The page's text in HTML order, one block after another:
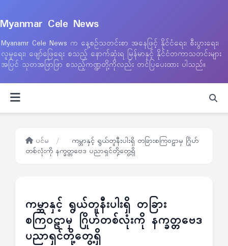
Myanmar Cele News
Myanamr Cele News က နေ့စဉ်သတင်းစာ အနေဖြင့် နိုင်ငံရေး၊ စီးပွားရေး၊
လူမှုရေး၊ ဖျော်ဖြေရေး စသည့် နောက်ဆုံးရ မြန်မာနှင့် နိုင်ငံတကာသတင်းများ
အပြင် သုတအဖြာဖြာ စသည့်ကဏ္ဍတို့ကိုလည်း တင်ပြပေးထား ပါသည်။
ပင်မ /
ကမ္ဘာနှင့် ရွယ်တူနီးပါးရှိ တခြားစကြဝဠာမှ ဂြိုဟ်
တစ်လုံးကို နက္ခတ္တဗေဒ ပညာရှင်တို့တွေ့ရှိ
ကမ္ဘာနှင့် ရွယ်တူနီးပါးရှိ တခြား
စကြဝဠာမှ ဂြိုဟ်တစ်လုံးကို နက္ခတ္တဗေဒ
ပညာရှင်တို့တွေ့ရှိ